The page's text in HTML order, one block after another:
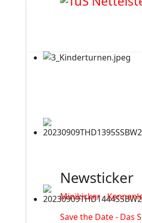
Newsticker
Minikicker -
Save the Date - Das